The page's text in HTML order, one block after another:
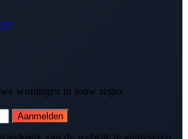
woningen in jouw regio.
Aanmelden